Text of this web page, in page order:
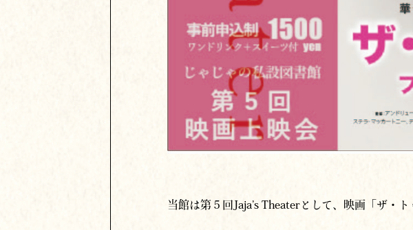
当館は第５回Jaja’s Theaterとして、映画「ザ・